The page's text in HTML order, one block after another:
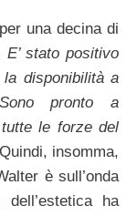
una decina di
E’ stato positivo
disponibilità a
pronto a
le forze del
insomma,
è sull’onda
ha